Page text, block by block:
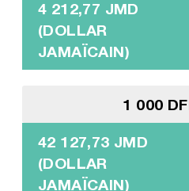
4 212,77 JMD
(DOLLAR
JAMAÏCAIN)
1 000
42 127,73 JMD
(DOLLAR
JAMAÏCAIN)